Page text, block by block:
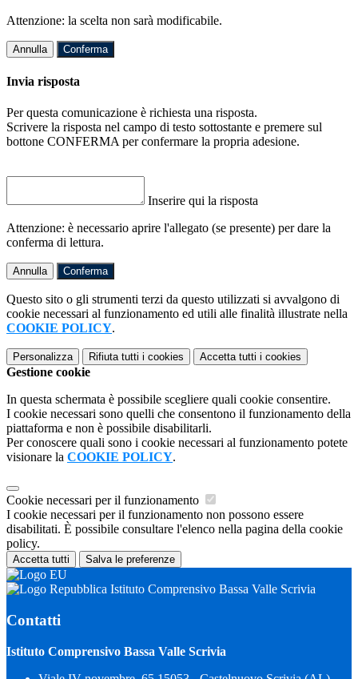
Attenzione: la scelta non sarà modificabile.
Annulla Conferma
Invia risposta
Per questa comunicazione è richiesta una risposta.
Scrivere la risposta nel campo di testo sottostante e premere sul
bottone CONFERMA per confermare la propria adesione.
Inserire qui la risposta
Attenzione: è necessario aprire l'allegato (se presente) per dare la
conferma di lettura.
Annulla Conferma
Questo sito o gli strumenti terzi da questo utilizzati si avvalgono di
cookie necessari al funzionamento ed utili alle finalità illustrate nella
COOKIE POLICY.
Personalizza Rifiuta tutti i cookies Accetta tutti i cookies
Gestione cookie
In questa schermata è possibile scegliere quali cookie consentire.
I cookie necessari sono quelli che consentono il funzionamento della
piattaforma e non è possibile disabilitarli.
Per conoscere quali sono i cookie necessari al funzionamento potete
visionare la COOKIE POLICY.
Cookie necessari per il funzionamento
I cookie necessari per il funzionamento non possono essere
disabilitati. È possibile consultare l'elenco nella pagina della cookie
policy.
Accetta tutti Salva le preferenze
Istituto Comprensivo Bassa Valle Scrivia
Contatti
Istituto Comprensivo Bassa Valle Scrivia